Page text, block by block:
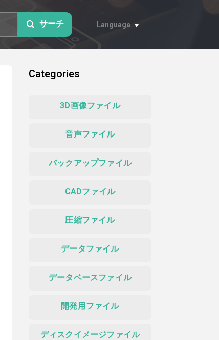
サーチ Language
Categories
3D画像ファイル
音声ファイル
バックアップファイル
CADファイル
圧縮ファイル
データファイル
データベースファイル
開発用ファイル
ディスクイメージファイル